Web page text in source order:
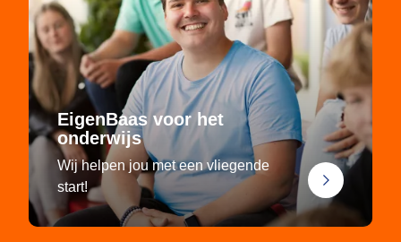
EigenBaas voor het
onderwijs
Wij helpen jou met een vliegende
start!